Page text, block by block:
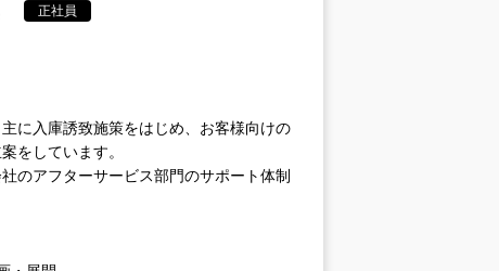
正社員
に入庫誘致施策をはじめ、お客様向けの
をしています。
のアフターサービス部門のサポート体制